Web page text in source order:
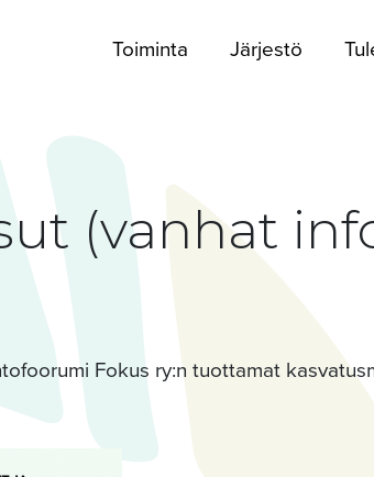
Toiminta Järjestö
(vanhat
Fokus ry:n tuottamat